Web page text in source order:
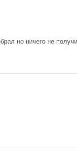
но ничего не